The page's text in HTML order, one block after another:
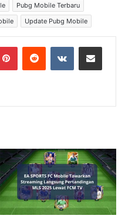
Pubg Mobile Terbaru
Update Pubg Mobile